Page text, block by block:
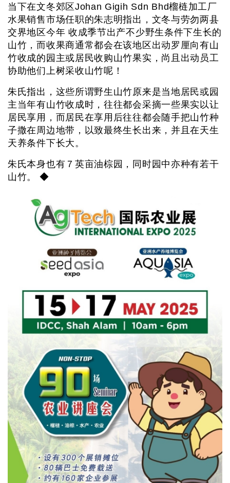
当下在文冬郊区Johan Gigih Sdn Bhd榴梿加工厂
水果销售市场任职的朱志明指出，文冬与劳勿两县
交界地区今年 收成季节出产不少野生条件下生长的
山竹，而收果商通常都会在该地区出动罗厘向有山
竹收成的园主或居民收购山竹果实，尚且出动员工
协助他们上树采收山竹呢！
朱氏指出，这些所谓野生山竹原来是当地居民或园
主当年有山竹收成时，往往都会采摘一些果实以让
居民享用，而居民在享用后往往都会随手把山竹种
子撒在周边地带，以致最终生长出来，并且在天生
天养条件下长大。
朱氏本身也有７英亩油棕园，同时园中亦种有若干
山竹。 ◆